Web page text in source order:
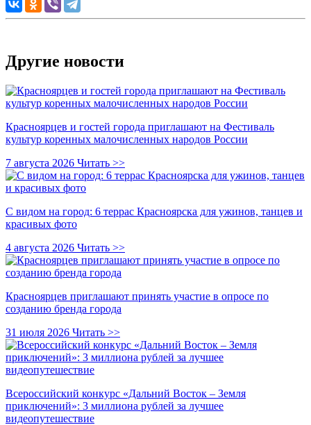
Другие новости
Красноярцев и гостей города приглашают на Фестиваль
культур коренных малочисленных народов России
7 августа 2026 Читать >>
С видом на город: 6 террас Красноярска для ужинов, танцев и
красивых фото
4 августа 2026 Читать >>
Красноярцев приглашают принять участие в опросе по
созданию бренда города
31 июля 2026 Читать >>
Всероссийский конкурс «Дальний Восток – Земля
приключений»: 3 миллиона рублей за лучшее
видеопутешествие